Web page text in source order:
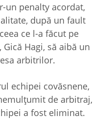
un penalty acordat,
după un fault
ce l-a făcut pe
Hagi, să aibă un
arbitrilor.
echipei covăsnene,
de arbitraj,
a fost eliminat.